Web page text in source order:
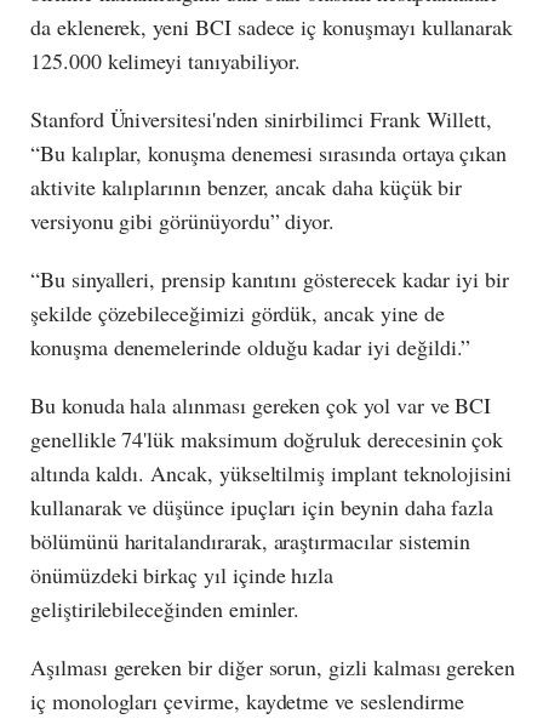
da eklenerek, yeni BCI sadece iç konuşmayı kullanarak
125.000 kelimeyi tanıyabiliyor.
Stanford Üniversitesi'nden sinirbilimci Frank Willett,
“Bu kalıplar, konuşma denemesi sırasında ortaya çıkan
aktivite kalıplarının benzer, ancak daha küçük bir
versiyonu gibi görünüyordu” diyor.
“Bu sinyalleri, prensip kanıtını gösterecek kadar iyi bir
şekilde çözebileceğimizi gördük, ancak yine de
konuşma denemelerinde olduğu kadar iyi değildi.”
Bu konuda hala alınması gereken çok yol var ve BCI
genellikle 74'lük maksimum doğruluk derecesinin çok
altında kaldı. Ancak, yükseltilmiş implant teknolojisini
kullanarak ve düşünce ipuçları için beynin daha fazla
bölümünü haritalandırarak, araştırmacılar sistemin
önümüzdeki birkaç yıl içinde hızla
geliştirilebileceğinden eminler.
Aşılması gereken bir diğer sorun, gizli kalması gereken
iç monologları çevirme, kaydetme ve seslendirme